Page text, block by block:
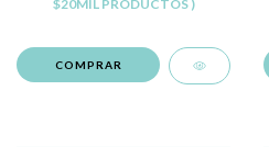
$20MIL PRODUCTOS )